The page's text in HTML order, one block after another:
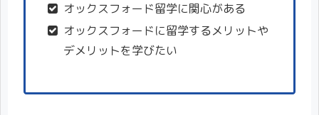
オックスフォード留学に関心がある
オックスフォードに留学するメリットや
デメリットを学びたい